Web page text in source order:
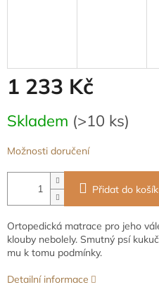
1 233 Kč
cena:
Skladem (>10 ks)
Možnosti doručení
Přidat do
Ortopedická matrace pro jeho
klouby nebolely. Smutný psí
mu k tomu podmínky.
Detailní informace